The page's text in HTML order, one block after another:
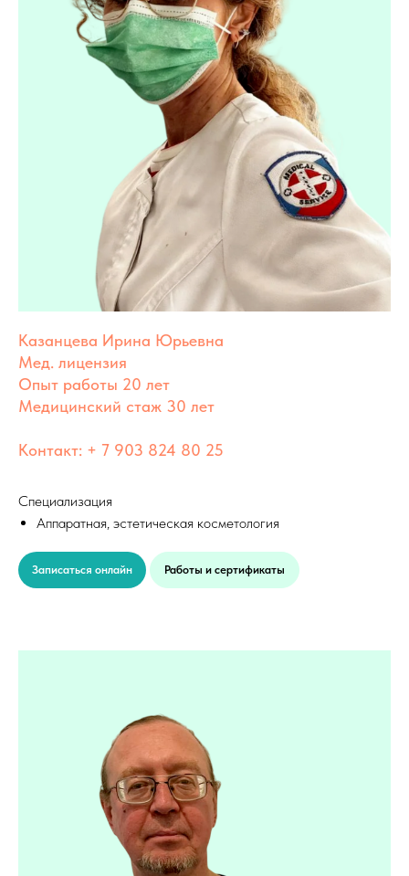
Казанцева Ирина Юрьевна
Мед. лицензия
Опыт работы 20 лет
Медицинский стаж 30 лет
Контакт: + 7 903 824 80 25
Специализация
Аппаратная, эстетическая косметология
Записаться онлайн Работы и сертификаты